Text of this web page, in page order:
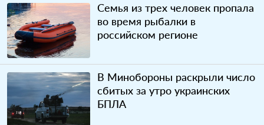
Семья из трех человек пропала
во время рыбалки в
российском регионе
В Минобороны раскрыли число
сбитых за утро украинских
БПЛА